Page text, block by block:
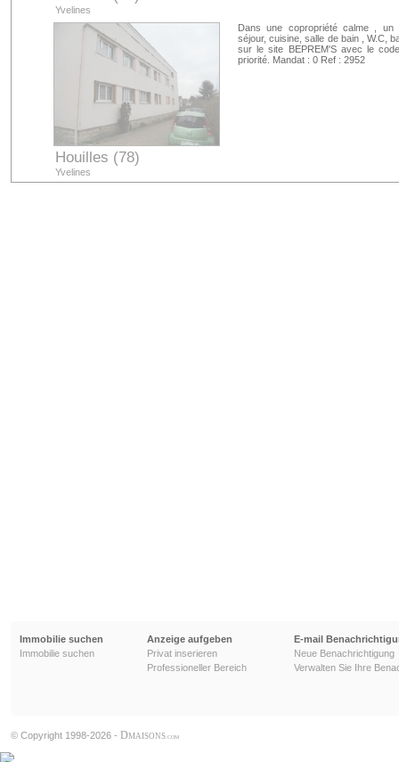
Yvelines
Houilles (78)
Yvelines
Dans une copropriété calme , un
séjour, cuisine, salle de bain , W.C,
sur le site BEPREM'S avec le
priorité. Mandat : 0 Ref : 2952
Immobilie suchen
Immobilie suchen
Anzeige aufgeben
Privat inserieren
Professioneller Bereich
E-mail
Neue Benachrichtigung
Verwalten Sie Ihre
© Copyright 1998-2026 - DMAISONS .COM